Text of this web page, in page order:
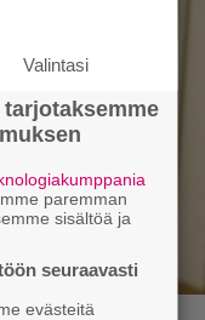
Valintasi
paremman
sisältöä ja
seuraavasti
evästeitä